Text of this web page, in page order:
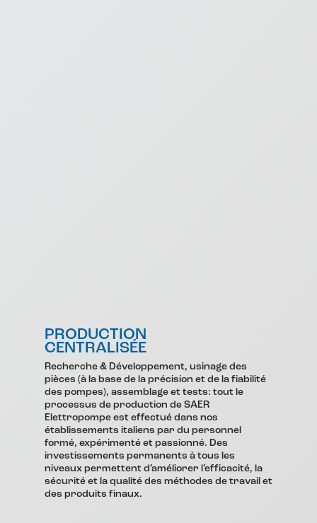
PRODUCTION
CENTRALISÉE
Recherche & Développement, usinage des
pièces (à la base de la précision et de la fiabilité
des pompes), assemblage et tests: tout le
processus de production de SAER
Elettropompe est effectué dans nos
établissements italiens par du personnel
formé, expérimenté et passionné. Des
investissements permanents à tous les
niveaux permettent d’améliorer l’efficacité, la
sécurité et la qualité des méthodes de travail et
des produits finaux.